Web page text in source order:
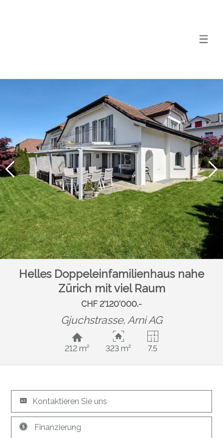
Helles Doppeleinfamilienhaus nahe
Zürich mit viel Raum
CHF 2'120'000.-
Gjuchstrasse, Arni AG
212 m² 323 m² 7.5
Kontaktieren Sie uns
Finanzierung